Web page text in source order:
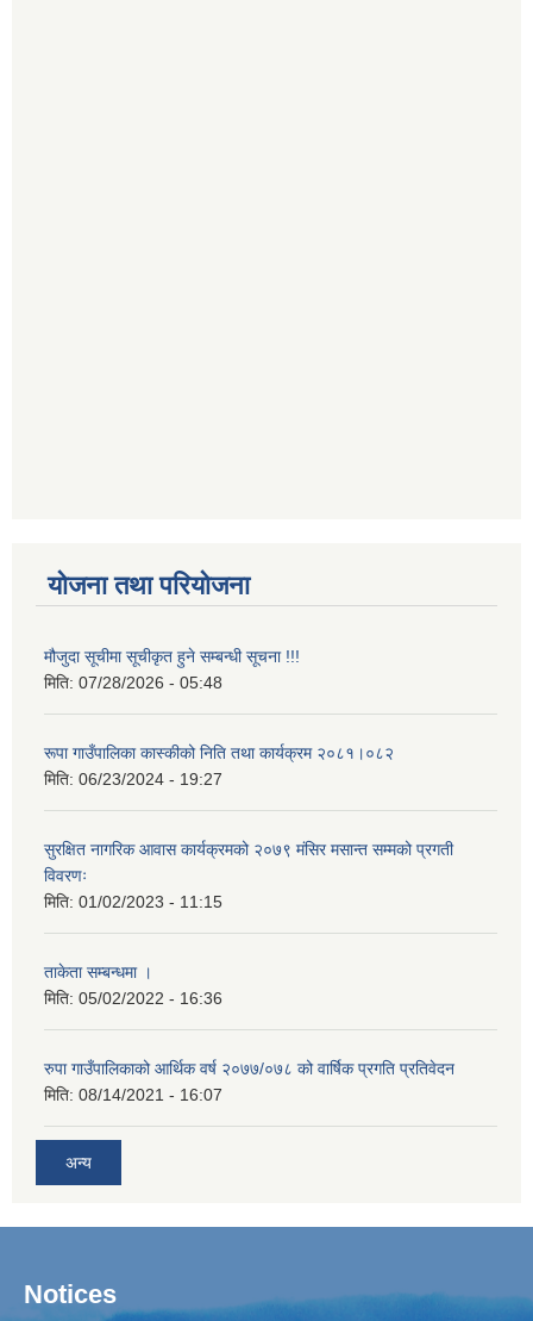
योजना तथा परियोजना
मौजुदा सूचीमा सूचीकृत हुने सम्बन्धी सूचना !!!
मिति: 07/28/2026 - 05:48
रूपा गाउँपालिका कास्कीको निति तथा कार्यक्रम २०८१।०८२
मिति: 06/23/2024 - 19:27
सुरक्षित नागरिक आवास कार्यक्रमको २०७९ मंसिर मसान्त सम्मको प्रगती
विवरणः
मिति: 01/02/2023 - 11:15
ताकेता सम्बन्धमा ।
मिति: 05/02/2022 - 16:36
रुपा गाउँपालिकाको आर्थिक वर्ष २०७७/०७८ को वार्षिक प्रगति प्रतिवेदन
मिति: 08/14/2021 - 16:07
अन्य
Notices